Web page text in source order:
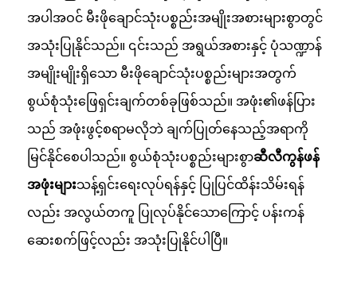
အပါအဝင် မီးဖိုချောင်သုံးပစ္စည်းအမျိုးအစားများစွာတွင်
အသုံးပြုနိုင်သည်။ ၎င်းသည် အရွယ်အစားနှင့် ပုံသဏ္ဍာန်
အမျိုးမျိုးရှိသော မီးဖိုချောင်သုံးပစ္စည်းများအတွက်
စွယ်စုံသုံးဖြေရှင်းချက်တစ်ခုဖြစ်သည်။ အဖုံး၏ဖန်ပြား
သည် အဖုံးဖွင့်စရာမလိုဘဲ ချက်ပြုတ်နေသည့်အရာကို
မြင်နိုင်စေပါသည်။ စွယ်စုံသုံးပစ္စည်းများစွာဆီလီကွန်ဖန်
အဖုံးများသန့်ရှင်းရေးလုပ်ရန်နှင့် ပြုပြင်ထိန်းသိမ်းရန်
လည်း အလွယ်တကူ ပြုလုပ်နိုင်သောကြောင့် ပန်းကန်
ဆေးစက်ဖြင့်လည်း အသုံးပြုနိုင်ပါပြီ။